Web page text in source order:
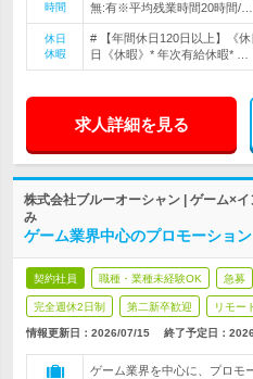
時間
無:有※平均残業時間20時間/…
休日
休暇
# 【年間休日120日以上】《
日《休暇》* 年次有給休暇* …
求人詳細を見る
株式会社ブルーオーシャン | ゲーム×
み
ゲーム業界中心のプロモーション
契約社員 職種・業種未経験OK 急募
完全週休2日制 第二新卒歓迎 リモー
情報更新日：2026/07/15 終了予定日：
ゲーム業界を中心に、プロモ